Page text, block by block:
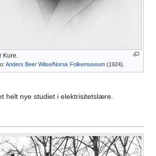
Kure.
Anders Beer Wilse/Norsk Folkemuseum (1924).
helt nye studiet i elektrisitetslære.